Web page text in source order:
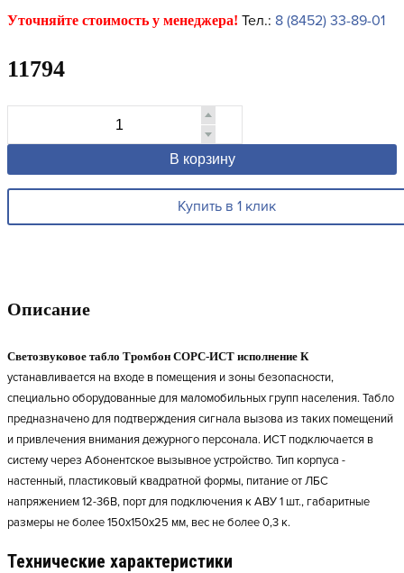
Уточняйте стоимость у менеджера! Тел.: 8 (8452) 33-89-01
11794
В корзину
Купить в 1 клик
Описание
Светозвуковое табло Тромбон СОРС-ИСТ исполнение К
устанавливается на входе в помещения и зоны безопасности,
специально оборудованные для маломобильных групп населения. Табло
предназначено для подтверждения сигнала вызова из таких помещений
и привлечения внимания дежурного персонала. ИСТ подключается в
систему через Абонентское вызывное устройство. Тип корпуса -
настенный, пластиковый квадратной формы, питание от ЛБС
напряжением 12-36В, порт для подключения к АВУ 1 шт., габаритные
размеры не более 150х150х25 мм, вес не более 0,3 к.
Технические характеристики